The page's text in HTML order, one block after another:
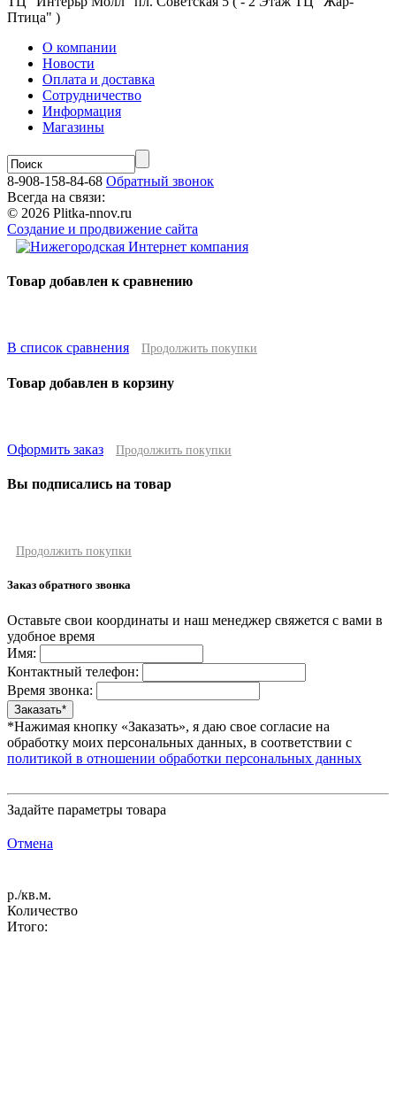
Птица" )
О компании
Новости
Оплата и доставка
Сотрудничество
Информация
Магазины
8-908-158-84-68 Обратный звонок
Всегда на связи:
© 2026 Plitka-nnov.ru
Создание и продвижение сайта
Товар добавлен к сравнению
В список сравнения Продолжить покупки
Товар добавлен в корзину
Оформить заказ Продолжить покупки
Вы подписались на товар
Продолжить покупки
Заказ обратного звонка
Оставьте свои координаты и наш менеджер свяжется с вами в
удобное время
Имя:
Контактный телефон:
Время звонка:
*Нажимая кнопку «Заказать», я даю свое согласие на
обработку моих персональных данных, в соответствии с
политикой в отношении обработки персональных данных
Задайте параметры товара
Отмена
р./кв.м.
Количество
Итого: